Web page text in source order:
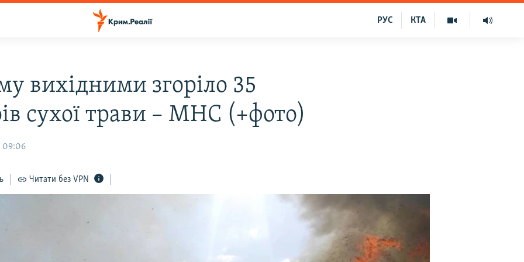
КТА
РУС
вихідними згоріло 35
сухої трави – МНС (+фото)
09:06
Читати без VPN